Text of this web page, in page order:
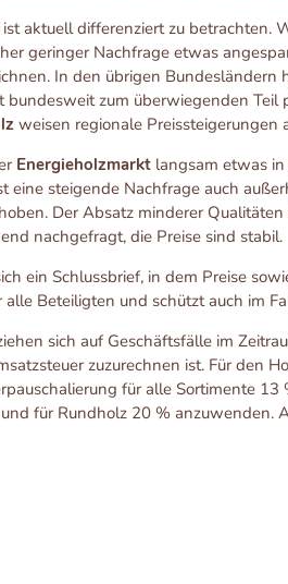
ist aktuell differenziert zu betrachten.
geringer Nachfrage etwas
In den übrigen
zum überwiegenden Teil
weisen regionale Preissteigerungen
Energieholzmarkt langsam etwas
eine steigende Nachfrage auch
Der Absatz minderer
nachgefragt, die Preise sind stabil.
ein Schlussbrief, in dem Preise
Beteiligten und schützt auch im
sich auf Geschäftsfälle im
zuzurechnen ist. Für den
für alle Sortimente
für Rundholz 20 %